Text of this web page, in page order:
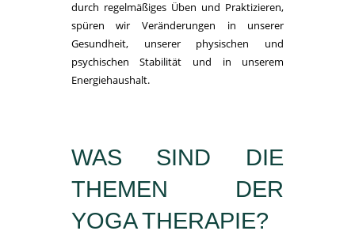
durch regelmäßiges Üben und Praktizieren,
spüren wir Veränderungen in unserer
Gesundheit, unserer physischen und
psychischen Stabilität und in unserem
Energiehaushalt.
WAS SIND DIE
THEMEN DER
YOGA THERAPIE?